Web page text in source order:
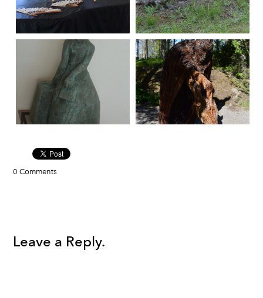
0 Comments
Leave a Reply.